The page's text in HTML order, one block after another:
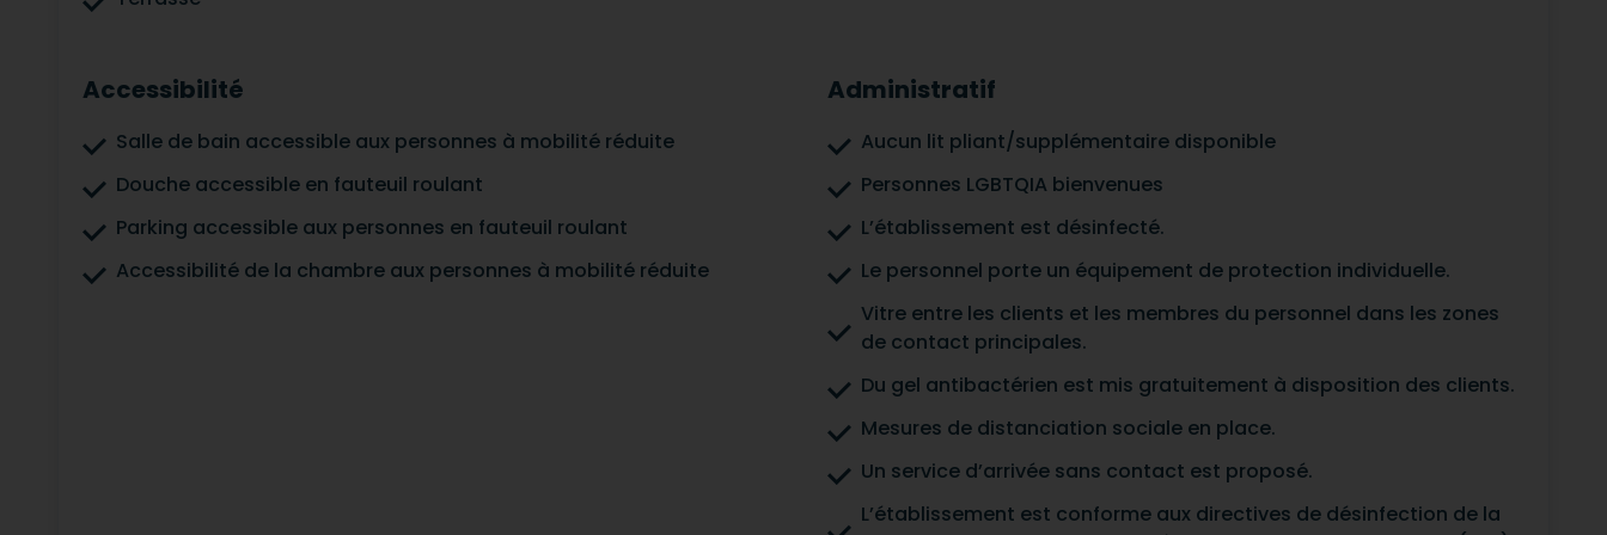
Accessibilité
Salle de bain accessible aux personnes à mobilité réduite
Douche accessible en fauteuil roulant
Parking accessible aux personnes en fauteuil roulant
Accessibilité de la chambre aux personnes à mobilité réduite
Administratif
Aucun lit pliant/supplémentaire disponible
Personnes LGBTQIA bienvenues
L’établissement est désinfecté.
Le personnel porte un équipement de protection individuelle.
Vitre entre les clients et les membres du personnel dans les zones
de contact principales.
Du gel antibactérien est mis gratuitement à disposition des clients.
Mesures de distanciation sociale en place.
Un service d’arrivée sans contact est proposé.
L’établissement est conforme aux directives de désinfection de la